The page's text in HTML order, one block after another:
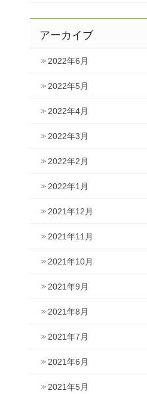
アーカイブ
2022年6月
2022年5月
2022年4月
2022年3月
2022年2月
2022年1月
2021年12月
2021年11月
2021年10月
2021年9月
2021年8月
2021年7月
2021年6月
2021年5月